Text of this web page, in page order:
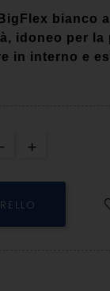
bianco
idoneo per la
in interno e